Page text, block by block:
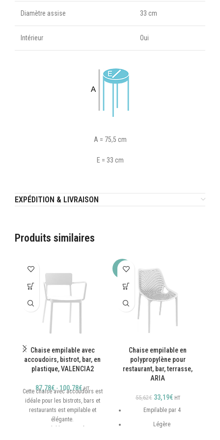
Diamètre assise 33 cm
Intérieur Oui
A = 75,5 cm
E = 33 cm
EXPÉDITION & LIVRAISON
Produits similaires
Chaise empilable avec
accoudoirs, bistrot, bar, en
plastique, VALENCIA2
87,78€-100,78€ HT
Cette chaise avec accoudoirs est
idéale pour les bistrots, bars et
restaurants est empilable et
élégante.
-40%
Chaise empilable en
polypropylène pour
restaurant, bar, terrasse,
ARIA
55,62€ 33,19€ HT
Empilable par 4
Légère